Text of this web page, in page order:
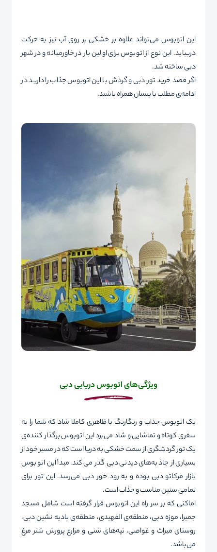
این اتوبوس می‌تواند علاوه بر خشکی بر روی آب نیز به حرکت
دربیاید. این نوع از اتوبوس برای اولین بار در خاورمیانه و در شهر
دبی ساخته شد.
اگر قصد خریدتور دبیو گردش با این اتوبوس جذاب را دارید در
ادامه‌ی مطلب با بیسان همراه باشید.
ویژگی‌های اتوبوس دریایی دبی
یک اتوبوس جذاب و رنگارنگ با ظاهری کاملا شاد که شما را به
سفری کوتاه و تماشایی و شاد می‌برد این اتوبوس برگذار کننده‌ی
یک تور گردشگری از سمت خشکی به دریا است که در مسیر خود از
بسیاری از جاذبه‌های دیدنی دبی گذر می‌کند. مبدأ این اتوبوس
بازار مرکاتو دبی بوده و به رود خور دبی می‌رسد. این تور برای
تمامی سنین مناسب و جذاب است.
اماکنی که بر سر راه این اتوبوس قرار گرفته است شامل مسجد
جمیرا، موزه دبی، منطقه‌ی الفهیدی، منطقه‌ی بادیه نشین دبی،
روستای میراث و غواصی، تپه‌های شنی و مزارع پرورش شتر مرغ
می‌باشد.